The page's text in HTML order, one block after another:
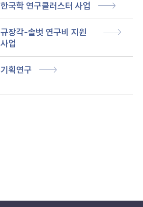
한국학 연구클러스터 사업
규장각-솔벗 연구비 지원
사업
기획연구